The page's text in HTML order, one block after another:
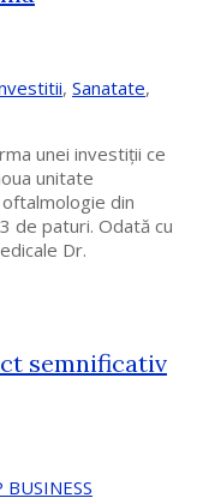
, Sanatate,
unei investiții ce
unitate
din
de paturi. Odată cu
Dr.
semnificativ
BUSINESS